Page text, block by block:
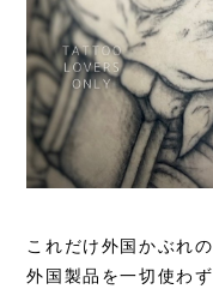
これだけ外国かぶれ
外国製品を一切使わ